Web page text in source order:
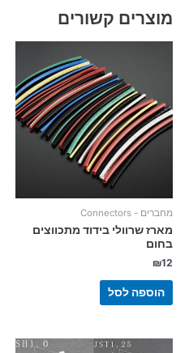
מוצרים קשורים
מחברים - Connectors
מארז שרוולי בידוד מתכווצים
בחום
₪12
הוספה לסל